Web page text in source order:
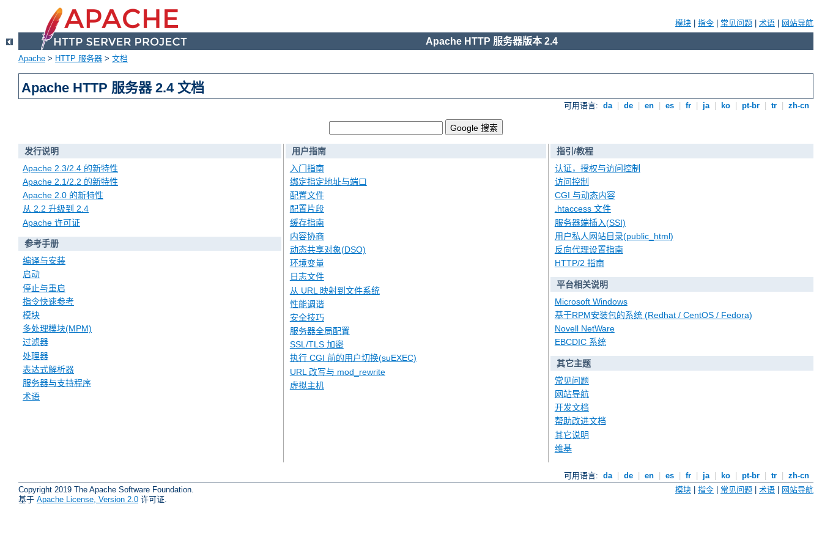
模块 指令 常见问题 术语 网站导航
Apache HTTP 服务器版本 2.4
Apache > HTTP 服务器 > 文档
Apache HTTP 服务器 2.4 文档
可用语言: da de en es fr ja ko pt-br tr zh-cn
发行说明
Apache 2.3/2.4 的新特性
Apache 2.1/2.2 的新特性
Apache 2.0 的新特性
从 2.2 升级到 2.4
Apache 许可证
参考手册
编译与安装
启动
停止与重启
指令快速参考
模块
多处理模块(MPM)
过滤器
处理器
表达式解析器
服务器与支持程序
术语
用户指南
入门指南
绑定指定地址与端口
配置文件
配置片段
缓存指南
内容协商
动态共享对象(DSO)
环境变量
日志文件
从 URL 映射到文件系统
性能调谐
安全技巧
服务器全局配置
SSL/TLS 加密
执行 CGI 前的用户切换(suEXEC)
URL 改写与 mod_rewrite
虚拟主机
指引/教程
认证，授权与访问控制
访问控制
CGI 与动态内容
.htaccess 文件
服务器端插入(SSI)
用户私人网站目录(public_html)
反向代理设置指南
HTTP/2 指南
平台相关说明
Microsoft Windows
基于RPM安装包的系统 (Redhat / CentOS / Fedora)
Novell NetWare
EBCDIC 系统
其它主题
常见问题
网站导航
开发文档
帮助改进文档
其它说明
维基
可用语言: da de en es fr ja ko pt-br tr
zh-cn
Copyright 2019 The Apache Software Foundation.
基于 Apache License, Version 2.0 许可证.
模块 | 指令 | 常见问题 | 术语 | 网站导航